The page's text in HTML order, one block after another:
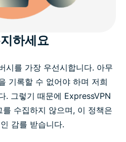
하세요
시를 가장 우선시합니다. 아무
기록할 수 없어야 하며 저희
. 그렇기 때문에 ExpressVPN
수집하지 않으며, 이 정책은
감를 받습니다.